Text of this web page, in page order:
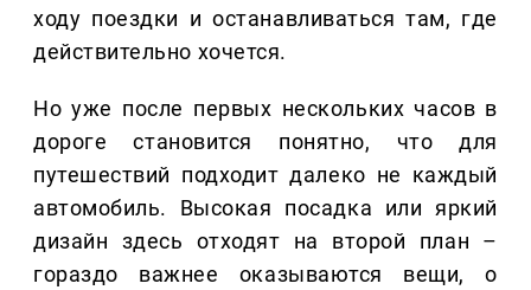
ходу поездки и останавливаться там, где
действительно хочется.
Но уже после первых нескольких часов в
дороге становится понятно, что для
путешествий подходит далеко не каждый
автомобиль. Высокая посадка или яркий
дизайн здесь отходят на второй план –
гораздо важнее оказываются вещи, о